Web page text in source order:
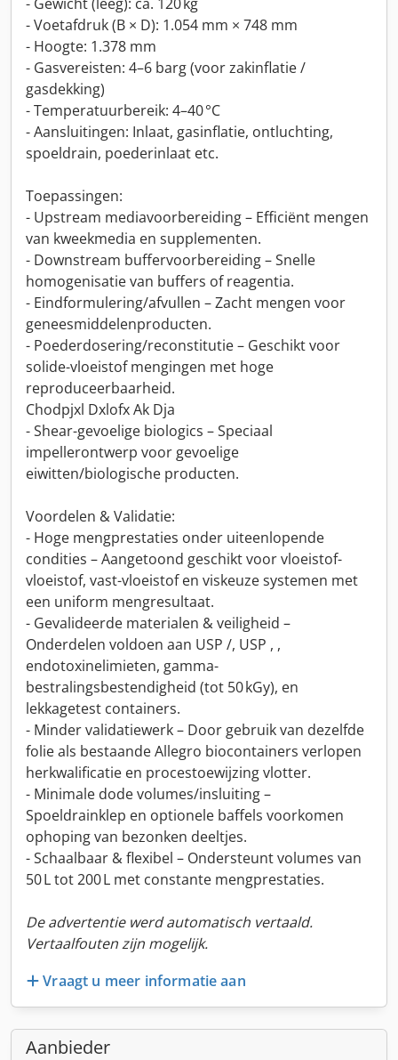
- Voetafdruk (B × D): 1.054 mm × 748 mm
- Hoogte: 1.378 mm
- Gasvereisten: 4–6 barg (voor zakinflatie /
gasdekking)
- Temperatuurbereik: 4–40 °C
- Aansluitingen: Inlaat, gasinflatie, ontluchting,
spoeldrain, poederinlaat etc.
Toepassingen:
- Upstream mediavoorbereiding – Efficiënt mengen
van kweekmedia en supplementen.
- Downstream buffervoorbereiding – Snelle
homogenisatie van buffers of reagentia.
- Eindformulering/afvullen – Zacht mengen voor
geneesmiddelenproducten.
- Poederdosering/reconstitutie – Geschikt voor
solide-vloeistof mengingen met hoge
reproduceerbaarheid.
Chodpjxl Dxlofx Ak Dja
- Shear-gevoelige biologics – Speciaal
impellerontwerp voor gevoelige
eiwitten/biologische producten.
Voordelen & Validatie:
- Hoge mengprestaties onder uiteenlopende
condities – Aangetoond geschikt voor vloeistof-
vloeistof, vast-vloeistof en viskeuze systemen met
een uniform mengresultaat.
- Gevalideerde materialen & veiligheid –
Onderdelen voldoen aan USP /, USP , ,
endotoxinelimieten, gamma-
bestralingsbestendigheid (tot 50 kGy), en
lekkagetest containers.
- Minder validatiewerk – Door gebruik van dezelfde
folie als bestaande Allegro biocontainers verlopen
herkwalificatie en procestoewijzing vlotter.
- Minimale dode volumes/insluiting –
Spoeldrainklep en optionele baffels voorkomen
ophoping van bezonken deeltjes.
- Schaalbaar & flexibel – Ondersteunt volumes van
50 L tot 200 L met constante mengprestaties.
De advertentie werd automatisch vertaald.
Vertaalfouten zijn mogelijk.
Vraagt u meer informatie aan
Aanbieder